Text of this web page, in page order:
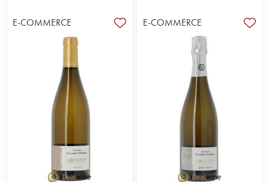
creato nel 1999. Il vigneto di 14 ettari è stato
interamente piantato a chenin da Vincent Carême
e sua moglie, che lo coltivano in regime di
agricoltura biologica certificata dal 2007. In
cantina le vinificazioni si svolgono in barrique o in
botte, con soli lieviti indigeni. I vini maturano dai 12
ai 18 mesi in vasche d’acciaio. Il vigneto conta
oggi poco più di 17 ettari. Un vero punto di
riferimento a Vouvray.
E-COMMERCE E-COMMERCE